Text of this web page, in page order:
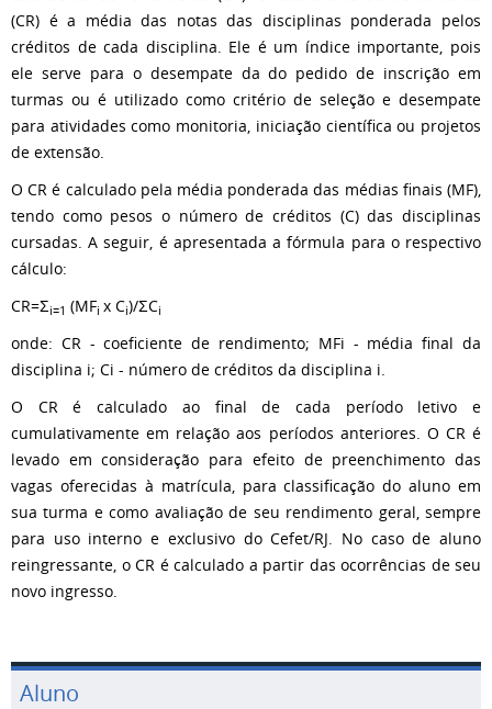
(CR) é a média das notas das disciplinas ponderada pelos
créditos de cada disciplina. Ele é um índice importante, pois
ele serve para o desempate da do pedido de inscrição em
turmas ou é utilizado como critério de seleção e desempate
para atividades como monitoria, iniciação científica ou projetos
de extensão.
O CR é calculado pela média ponderada das médias finais (MF),
tendo como pesos o número de créditos (C) das disciplinas
cursadas. A seguir, é apresentada a fórmula para o respectivo
cálculo:
CR=Σi=1 (MFi x Ci)/ΣCi
onde: CR - coeficiente de rendimento; MFi - média final da
disciplina i; Ci - número de créditos da disciplina i.
O CR é calculado ao final de cada período letivo e
cumulativamente em relação aos períodos anteriores. O CR é
levado em consideração para efeito de preenchimento das
vagas oferecidas à matrícula, para classificação do aluno em
sua turma e como avaliação de seu rendimento geral, sempre
para uso interno e exclusivo do Cefet/RJ. No caso de aluno
reingressante, o CR é calculado a partir das ocorrências de seu
novo ingresso.
Aluno